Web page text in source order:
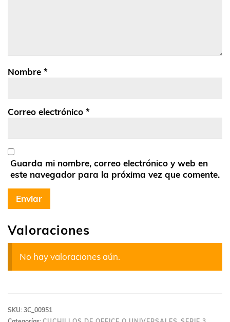
Valoraciones
No hay valoraciones aún.
Nombre *
Correo electrónico *
Guarda mi nombre, correo electrónico y web en
este navegador para la próxima vez que comente.
SKU: 3C_00951